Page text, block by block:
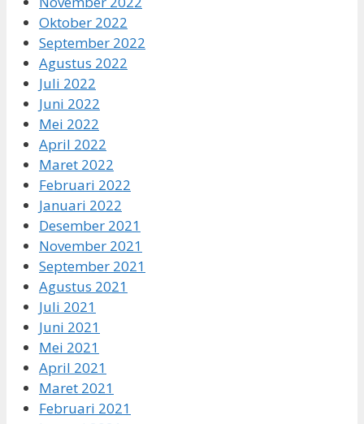
Oktober 2022
September 2022
Agustus 2022
Juli 2022
Juni 2022
Mei 2022
April 2022
Maret 2022
Februari 2022
Januari 2022
Desember 2021
November 2021
September 2021
Agustus 2021
Juli 2021
Juni 2021
Mei 2021
April 2021
Maret 2021
Februari 2021